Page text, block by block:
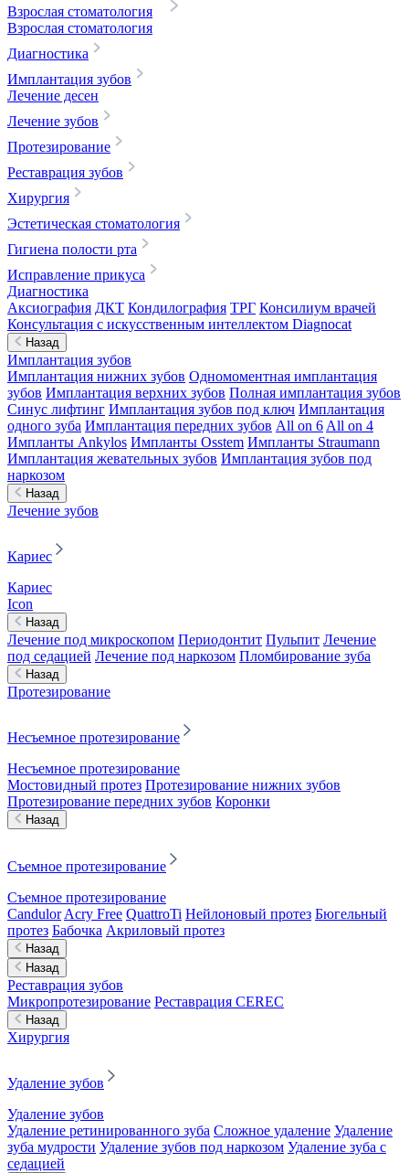
Взрослая стоматология
Взрослая стоматология
Диагностика
Имплантация зубов
Лечение десен
Лечение зубов
Протезирование
Реставрация зубов
Хирургия
Эстетическая стоматология
Гигиена полости рта
Исправление прикуса
Диагностика
Аксиография ДКТ Кондилография ТРГ Консилиум врачей
Консультация с искусственным интеллектом Diagnocat
Назад
Имплантация зубов
Имплантация нижних зубов Одномоментная имплантация
зубов Имплантация верхних зубов Полная имплантация зубов
Синус лифтинг Имплантация зубов под ключ Имплантация
одного зуба Имплантация передних зубов All on 6 All on 4
Импланты Ankylos Импланты Osstem Импланты Straumann
Имплантация жевательных зубов Имплантация зубов под
наркозом
Назад
Лечение зубов
Кариес
Кариес
Icon
Назад
Лечение под микроскопом Периодонтит Пульпит Лечение
под седацией Лечение под наркозом Пломбирование зуба
Назад
Протезирование
Несъемное протезирование
Несъемное протезирование
Мостовидный протез Протезирование нижних зубов
Протезирование передних зубов Коронки
Назад
Съемное протезирование
Съемное протезирование
Candulor Acry Free QuattroTi Нейлоновый протез Бюгельный
протез Бабочка Акриловый протез
Назад
Назад
Реставрация зубов
Микропротезирование Реставрация CEREC
Назад
Хирургия
Удаление зубов
Удаление зубов
Удаление ретинированного зуба Сложное удаление Удаление
зуба мудрости Удаление зубов под наркозом Удаление зуба с
седацией